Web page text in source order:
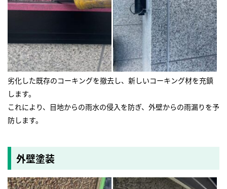
劣化した既存のコーキングを撤去し、新しいコーキング材を充鎮
します。
これにより、目地からの雨水の侵入を防ぎ、外壁からの雨漏りを予
防します。
外壁塗装